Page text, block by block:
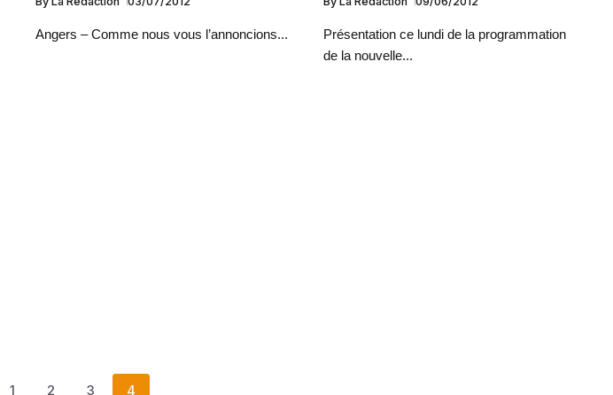
Angers – Comme nous vous l’annoncions...
Présentation ce lundi de la programmation
de la nouvelle...
1 2 3 4